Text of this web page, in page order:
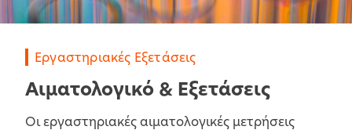
Εργαστηριακές Εξετάσεις
Αιματολογικό & Εξετάσεις
Οι εργαστηριακές αιματολογικές μετρήσεις